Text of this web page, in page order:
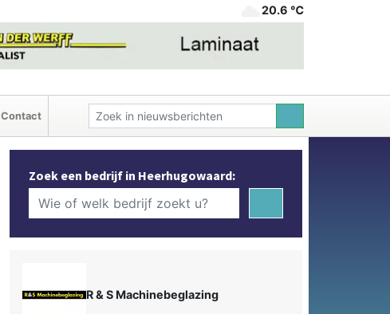
20.6 ℃
Contact
Zoek een bedrijf in Heerhugowaard:
R & S Machinebeglazing